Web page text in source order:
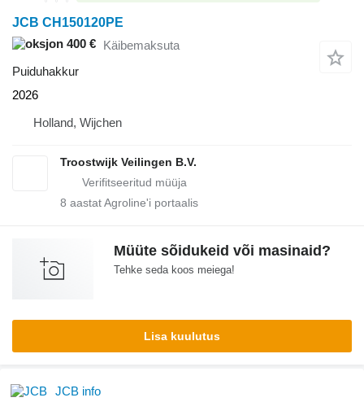
JCB CH150120PE
400 € Käibemaksuta
Puiduhakkur
2026
Holland, Wijchen
Troostwijk Veilingen B.V.
8 aastat Agroline'i portaalis
Müüte sõidukeid või masinaid?
Tehke seda koos meiega!
Lisa kuulutus
JCB info